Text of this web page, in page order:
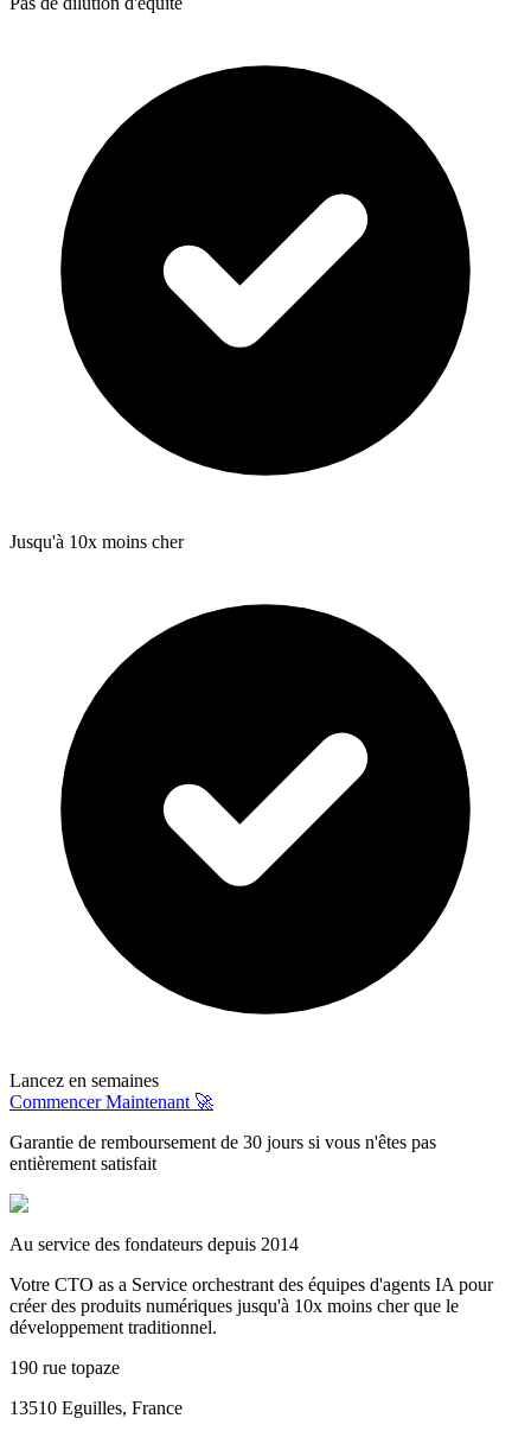
Jusqu'à 10x moins cher
Lancez en semaines
Commencer Maintenant 🚀
Garantie de remboursement de 30 jours si vous n'êtes pas
entièrement satisfait
Au service des fondateurs depuis 2014
Votre CTO as a Service orchestrant des équipes d'agents IA pour
créer des produits numériques jusqu'à 10x moins cher que le
développement traditionnel.
190 rue topaze
13510 Eguilles, France